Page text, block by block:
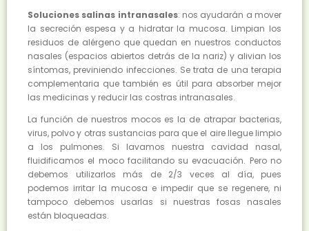
Soluciones salinas intranasales: nos ayudarán a mover
la secreción espesa y a hidratar la mucosa. Limpian los
residuos de alérgeno que quedan en nuestros conductos
nasales (espacios abiertos detrás de la nariz) y alivian los
síntomas, previniendo infecciones. Se trata de una terapia
complementaria que también es útil para absorber mejor
las medicinas y reducir las costras intranasales.
La función de nuestros mocos es la de atrapar bacterias,
virus, polvo y otras sustancias para que el aire llegue limpio
a los pulmones. Si lavamos nuestra cavidad nasal,
fluidificamos el moco facilitando su evacuación. Pero no
debemos utilizarlos más de 2/3 veces al día, pues
podemos irritar la mucosa e impedir que se regenere, ni
tampoco debemos usarlas si nuestras fosas nasales
están bloqueadas.